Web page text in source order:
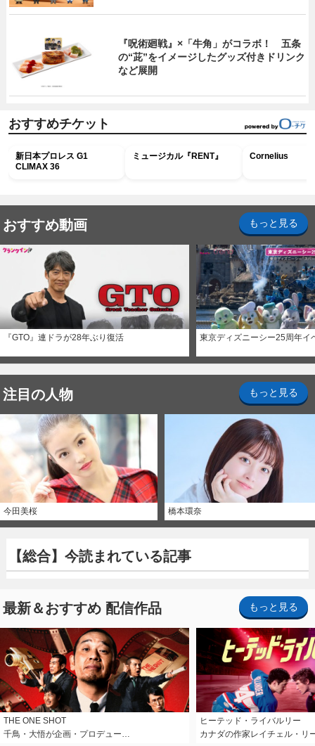
『呪術廻戦』×「牛角」がコラボ！ 五条
の“茈”をイメージしたグッズ付きドリンク
など展開
おすすめチケット
新日本プロレス G1
CLIMAX 36
ミュージカル『RENT』 Cornelius
おすすめ動画 もっと見る
『GTO』連ドラが28年ぶり復活 東京ディズニーシー25周年イ
注目の人物 もっと見る
今田美桜 橋本環奈
【総合】今読まれている記事
最新＆おすすめ 配信作品 もっと見る
THE ONE SHOT
千鳥・大悟が企画・プロデュー…
ヒーテッド・ライバルリー
カナダの作家レイチェル・リ